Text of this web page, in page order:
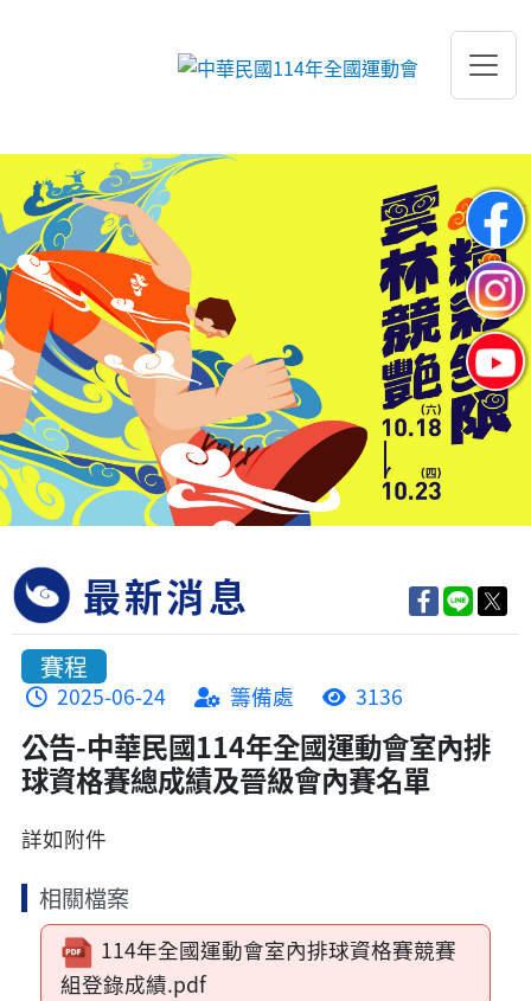
跳到主要內容
最新消息
賽程
2025-06-24 籌備處 3136
公告-中華民國114年全國運動會室內排
球資格賽總成績及晉級會內賽名單
詳如附件
相關檔案
114年全國運動會室內排球資格賽競賽
組登錄成績.pdf